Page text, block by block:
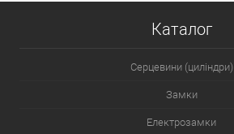
Каталог
Серцевини (циліндри)
Замки
Електрозамки